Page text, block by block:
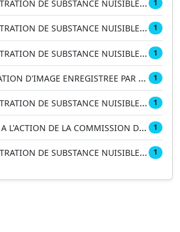
DE SUBSTANCE NUISIBLE COMMISE… 1
DE SUBSTANCE NUISIBLE AVEC PR… 1
DE SUBSTANCE NUISIBLE SUIVIE … 1
D'IMAGE ENREGISTREE PAR VIDEOP… 1
DE SUBSTANCE NUISIBLE AGGRAVE… 1
DE LA COMMISSION DEPARTEM… 1
DE SUBSTANCE NUISIBLE PAR UN … 1